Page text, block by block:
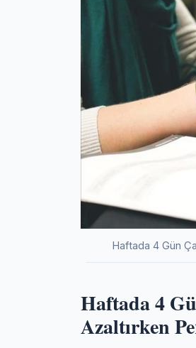
Haftada 4 Gün
Haftada 4
Azaltırken